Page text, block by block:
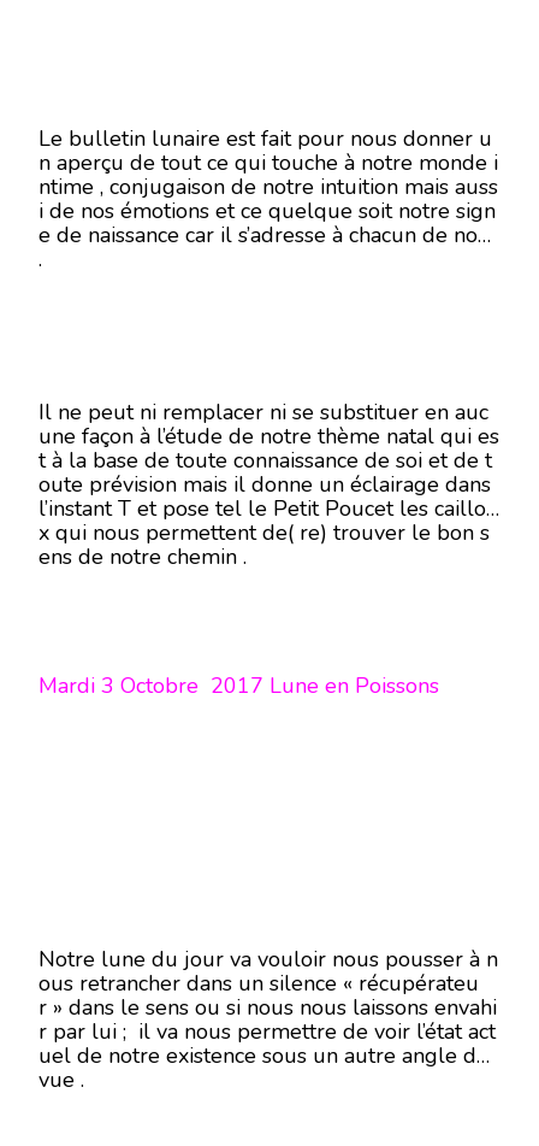
Le bulletin lunaire est fait pour nous donner u
n aperçu de tout ce qui touche à notre monde i
ntime , conjugaison de notre intuition mais auss
i de nos émotions et ce quelque soit notre sign
e de naissance car il s’adresse à chacun de nous
.
Il ne peut ni remplacer ni se substituer en auc
une façon à l’étude de notre thème natal qui es
t à la base de toute connaissance de soi et de t
oute prévision mais il donne un éclairage dans
l’instant T et pose tel le Petit Poucet les caillou
x qui nous permettent de( re) trouver le bon s
ens de notre chemin .
Mardi 3 Octobre 2017 Lune en Poissons
Notre lune du jour va vouloir nous pousser à n
ous retrancher dans un silence « récupérateu
r » dans le sens ou si nous nous laissons envahi
r par lui ; il va nous permettre de voir l’état act
uel de notre existence sous un autre angle de
vue .